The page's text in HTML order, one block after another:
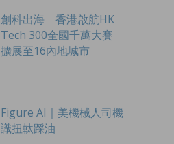
創科出海 香港啟航HK
Tech 300全國千萬大賽
擴展至16內地城市
Figure AI｜美機械人司機
識扭軚踩油